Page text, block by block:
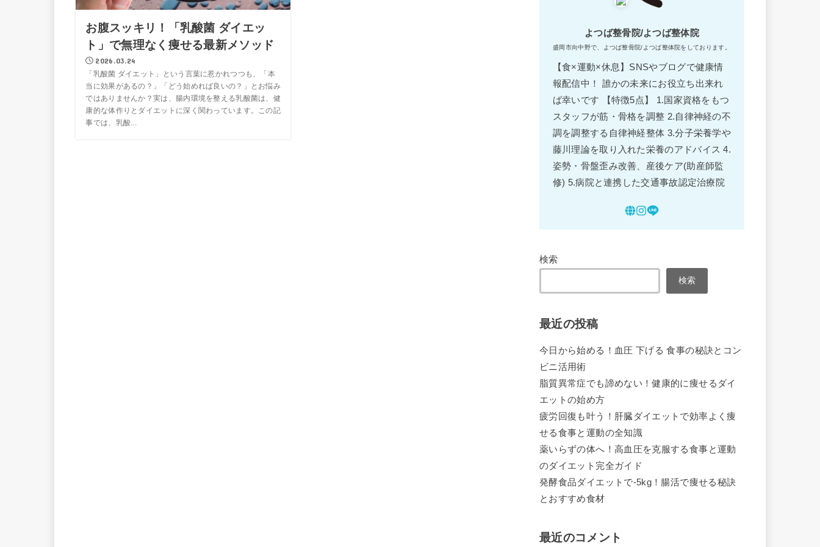
お腹スッキリ！「乳酸菌 ダイエッ
ト」で無理なく痩せる最新メソッド
2026.03.24
「乳酸菌 ダイエット」という言葉に惹かれつつも、「本
当に効果があるの？」「どう始めれば良いの？」とお悩み
ではありませんか？実は、腸内環境を整える乳酸菌は、健
康的な体作りとダイエットに深く関わっています。この記
事では、乳酸...
よつば整骨院/よつば整体院
盛岡市向中野で、よつば整骨院/よつば整体院をしております。
【食×運動×休息】SNSやブログで健康情
報配信中！ 誰かの未来にお役立ち出来れ
ば幸いです 【特徴5点】 1.国家資格をもつ
スタッフが筋・骨格を調整 2.自律神経の不
調を調整する自律神経整体 3.分子栄養学や
藤川理論を取り入れた栄養のアドバイス 4.
姿勢・骨盤歪み改善、産後ケア(助産師監
修) 5.病院と連携した交通事故認定治療院
検索
検索
最近の投稿
今日から始める！血圧 下げる 食事の秘訣とコン
ビニ活用術
脂質異常症でも諦めない！健康的に痩せるダイ
エットの始め方
疲労回復も叶う！肝臓ダイエットで効率よく痩
せる食事と運動の全知識
薬いらずの体へ！高血圧を克服する食事と運動
のダイエット完全ガイド
発酵食品ダイエットで-5kg！腸活で痩せる秘訣
とおすすめ食材
最近のコメント